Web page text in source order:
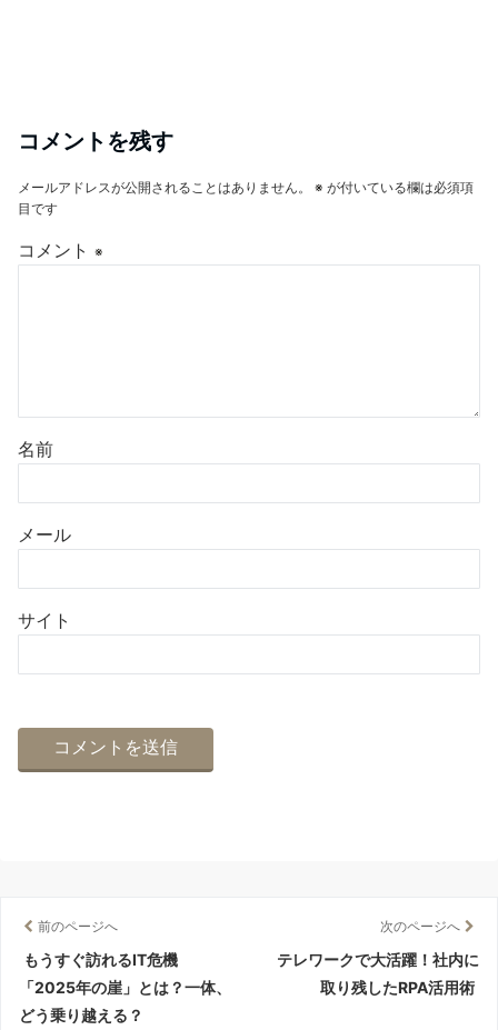
コメントを残す
メールアドレスが公開されることはありません。 ※ が付いている欄は必須項
目です
コメント ※
名前
メール
サイト
前のページへ
もうすぐ訪れるIT危機
「2025年の崖」とは？一体、
どう乗り越える？
次のページへ
テレワークで大活躍！社内に
取り残したRPA活用術